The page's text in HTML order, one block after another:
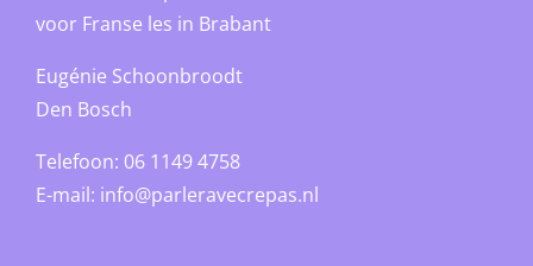
voor Franse les in Brabant
Eugénie Schoonbroodt
Den Bosch
Telefoon: 06 1149 4758
E-mail: info@parleravecrepas.nl